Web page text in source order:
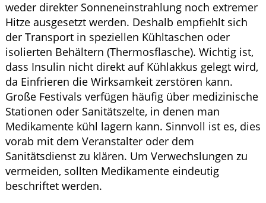
weder direkter Sonneneinstrahlung noch extremer
Hitze ausgesetzt werden. Deshalb empfiehlt sich
der Transport in speziellen Kühltaschen oder
isolierten Behältern (Thermosflasche). Wichtig ist,
dass Insulin nicht direkt auf Kühlakkus gelegt wird,
da Einfrieren die Wirksamkeit zerstören kann.
Große Festivals verfügen häufig über medizinische
Stationen oder Sanitätszelte, in denen man
Medikamente kühl lagern kann. Sinnvoll ist es, dies
vorab mit dem Veranstalter oder dem
Sanitätsdienst zu klären. Um Verwechslungen zu
vermeiden, sollten Medikamente eindeutig
beschriftet werden.